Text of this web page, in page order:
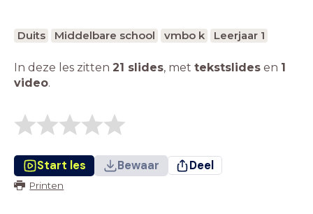
Duits Middelbare school vmbo k Leerjaar 1
In deze les zitten 21 slides, met tekstslides en 1
video.
Start les Bewaar Deel
Printen